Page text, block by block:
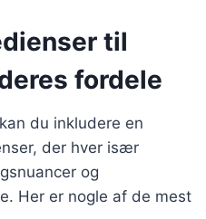
til
fordele
du inkludere en
der hver især
og
Her er nogle af de mest